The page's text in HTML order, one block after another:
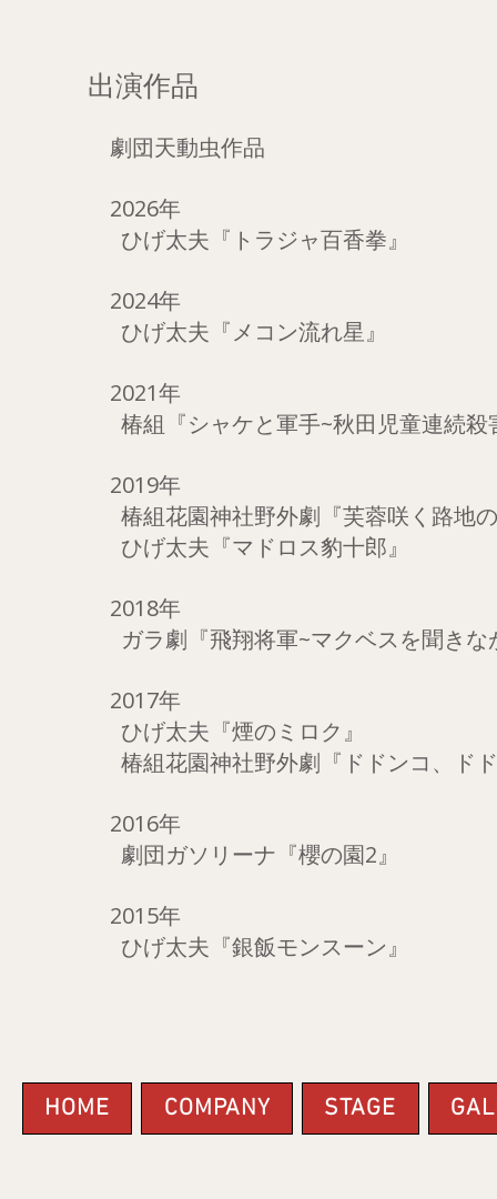
出演作品
劇団天動虫作品
2026年
ひげ太夫『トラジャ百香拳』
2024年
ひげ太夫『メコン流れ星』
2021年
椿組『シャケと軍手~秋田児童連続殺
2019年
椿組花園神社野外劇『芙蓉咲く路地
ひげ太夫『マドロス豹十郎』
2018年
ガラ劇『飛翔将軍~マクベスを聞きな
2017年
ひげ太夫『煙のミロク』
椿組花園神社野外劇『ドドンコ、ド
2016年
劇団ガソリーナ『櫻の園2』
2015年
ひげ太夫『銀飯モンスーン』
HOME COMPANY STAGE